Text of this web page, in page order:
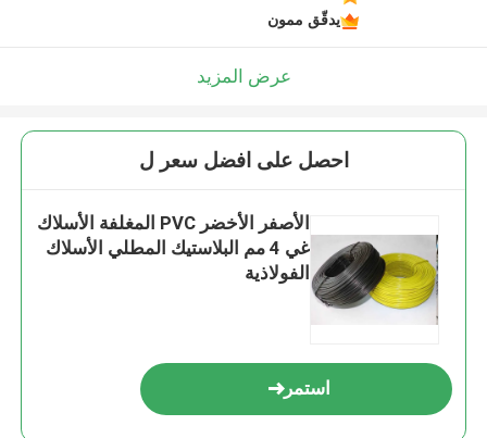
يدقّق ممون
عرض المزيد
احصل على افضل سعر ل
الأصفر الأخضر PVC المغلفة الأسلاك
غي 4 مم البلاستيك المطلي الأسلاك
الفولاذية
استمر